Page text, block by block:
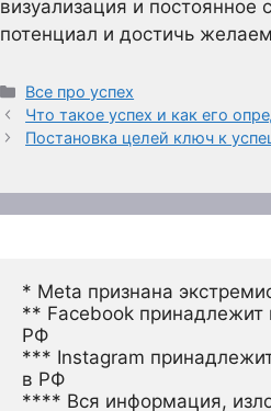
визуализация и постоянное
потенциал и достичь
Рубрики
Все про успех
Что такое успех и как его
Постановка целей ключ к
* Meta признана
** Facebook принадлежит
РФ
*** Instagram
в РФ
**** Вся информация,